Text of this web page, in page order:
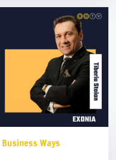
Business Ways